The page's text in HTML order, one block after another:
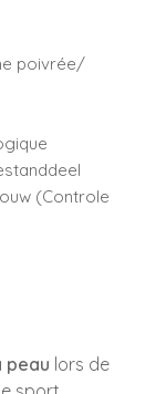
poivrée/
(Controle
lors de